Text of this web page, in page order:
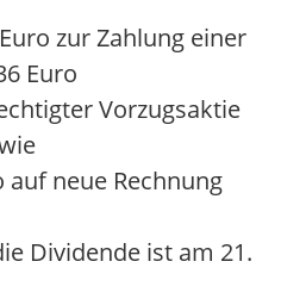
zur Zahlung einer
Euro
Vorzugsaktie
auf neue Rechnung
Dividende ist am 21.